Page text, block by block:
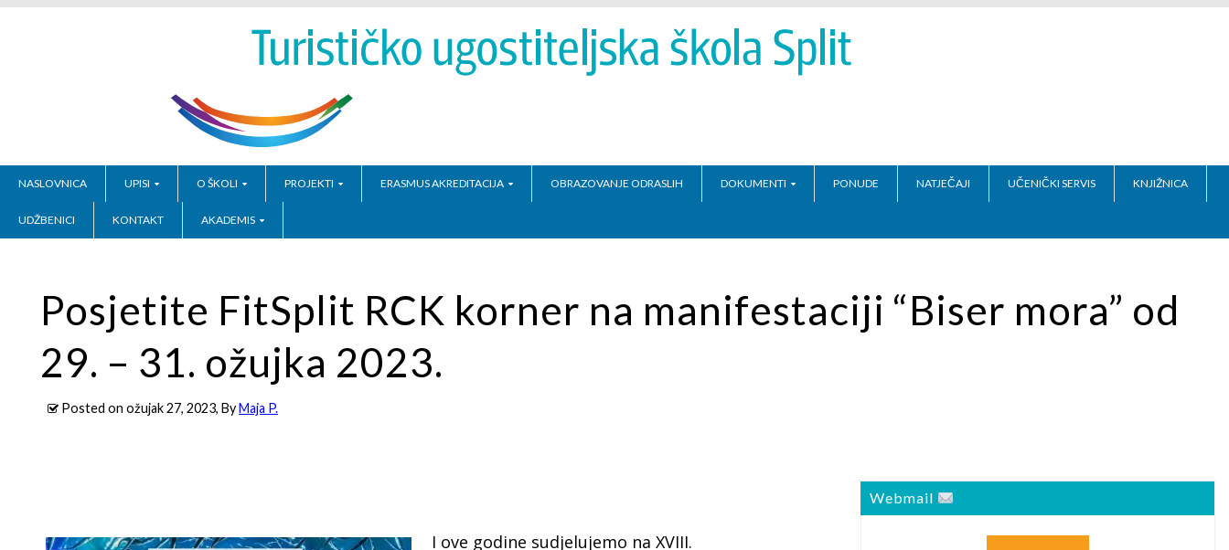
NASLOVNICA UPISI O ŠKOLI PROJEKTI ERASMUS AKREDITACIJA OBRAZOVANJE ODRASLIH DOKUMENTI PONUDE NATJEČAJI UČENIČKI SERVIS KNJIŽNICA
UDŽBENICI KONTAKT AKADEMIS
Posjetite FitSplit RCK korner na manifestaciji “Biser mora” od
29. – 31. ožujka 2023.
Posted on ožujak 27, 2023, ByMaja P.
I ove godine sudjelujemo na XVIII.
Webmail